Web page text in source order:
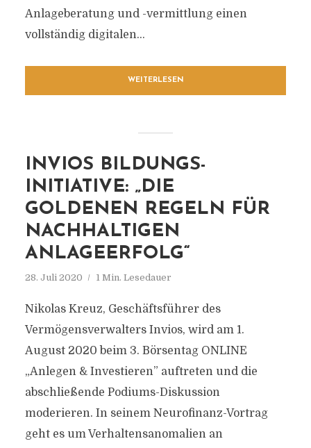
Anlageberatung und -vermittlung einen
vollständig digitalen...
WEITERLESEN
INVIOS BILDUNGS-
INITIATIVE: „DIE
GOLDENEN REGELN FÜR
NACHHALTIGEN
ANLAGEERFOLG“
28. Juli 2020 1 Min. Lesedauer
Nikolas Kreuz, Geschäftsführer des
Vermögensverwalters Invios, wird am 1.
August 2020 beim 3. Börsentag ONLINE
„Anlegen & Investieren” auftreten und die
abschließende Podiums-Diskussion
moderieren. In seinem Neurofinanz-Vortrag
geht es um Verhaltensanomalien an